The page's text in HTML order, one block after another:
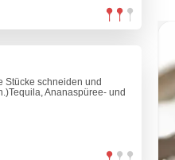
Stücke schneiden und
Ananaspüree- und